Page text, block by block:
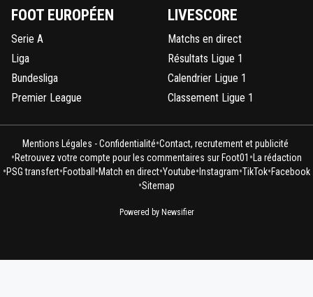
FOOT EUROPÉEN
Serie A
Liga
Bundesliga
Premier League
LIVESCORE
Matchs en direct
Résultats Ligue 1
Calendrier Ligue 1
Classement Ligue 1
Mentions Légales - Confidentialité•Contact, recrutement et publicité
•Retrouvez votre compte pour les commentaires sur Foot01 • La rédaction
•PSG transfert•Football •Match en direct•Youtube• Instagram•TikTok•Facebook
•Sitemap
Powered by Newsifier